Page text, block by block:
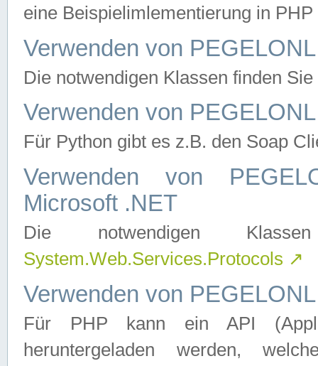
eine Beispielimlementierung in
Verwenden von
Die notwendigen Klassen finden
Verwenden von
Für Python gibt es z.B. den Soap
Verwenden von
Microsoft .NET
Die notwendigen
System.Web.Services.Protocols ↗
Verwenden von
Für PHP kann ein API
heruntergeladen werden,